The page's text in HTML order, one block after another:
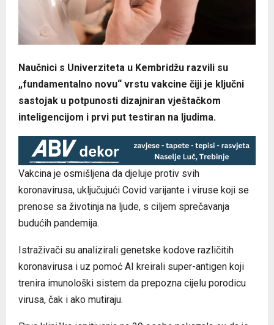
Naučnici s Univerziteta u Kembridžu razvili su
„fundamentalno novu“ vrstu vakcine čiji je ključni
sastojak u potpunosti dizajniran vještačkom
inteligencijom i prvi put testiran na ljudima.
Vakcina je osmišljena da djeluje protiv svih
koronavirusa, uključujući Covid varijante i viruse koji se
prenose sa životinja na ljude, s ciljem sprečavanja
budućih pandemija.
Istraživači su analizirali genetske kodove različitih
koronavirusa i uz pomoć AI kreirali super-antigen koji
trenira imunološki sistem da prepozna cijelu porodicu
virusa, čak i ako mutiraju.